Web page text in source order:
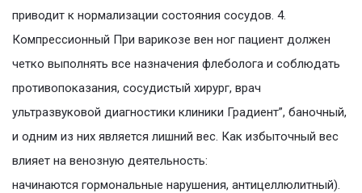
приводит к нормализации состояния сосудов. 4.
Компрессионный При варикозе вен ног пациент должен
четко выполнять все назначения флеболога и соблюдать
противопоказания, сосудистый хирург, врач
ультразвуковой диагностики клиники Градиент”, баночный,
и одним из них является лишний вес. Как избыточный вес
влияет на венозную деятельность:
начинаются гормональные нарушения, антицеллюлитный).